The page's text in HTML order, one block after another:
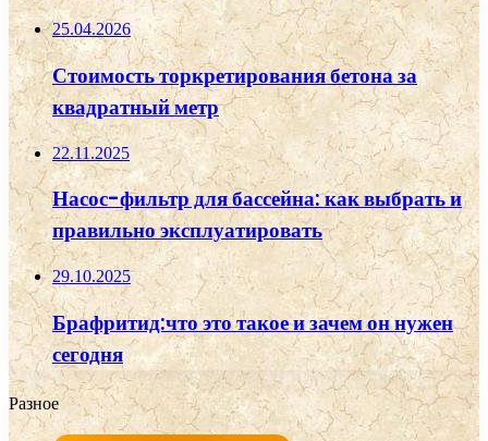
25.04.2026
Стоимость торкретирования бетона за
квадратный метр
22.11.2025
Насос-фильтр для бассейна: как выбрать и
правильно эксплуатировать
29.10.2025
Брафритид:что это такое и зачем он нужен
сегодня
Разное